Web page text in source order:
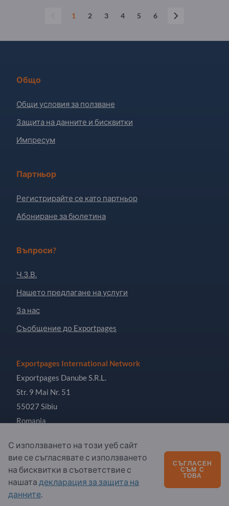
1 2 3 4 5 6
Общо
Общи условия за ползване
Защита на данните и бисквитки
Импресум
Партньор
Регистрирайте се като партньор
Абониране за бюлетина
Въпроси?
Ч.З.В.
Нашето предлагане на услуги
За нас
Съобщение до Exportpages
Exportpages International Network
Exportpages Danube S.R.L.
Str. 9 Mai Nr. 51
55027 Sibiu
Romania
Copyright © 2026 Exportpages International GmbH. All
Rights Reserved.
С използването на този уеб сайт
вие се съгласявате с използването
на бисквитки в съответствие с
нашата декларация за защита на
данните.
СЪГЛАСЕН
СЪМ С
ТОВА